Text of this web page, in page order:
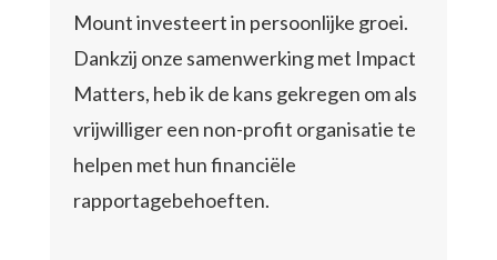
Mount investeert in persoonlijke groei.
Dankzij onze samenwerking met Impact
Matters, heb ik de kans gekregen om als
vrijwilliger een non-profit organisatie te
helpen met hun financiële
rapportagebehoeften.